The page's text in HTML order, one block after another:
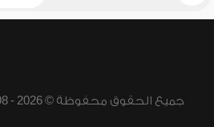
جميع الحقوق محفوظة © 2026 - 1998 لشبكة إسلام ويب